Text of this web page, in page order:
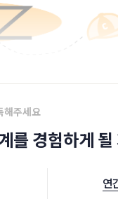
해주세요
를 경험하게
연